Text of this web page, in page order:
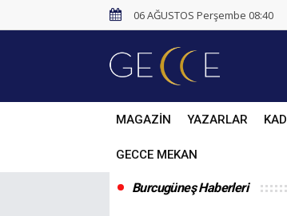
06 AĞUSTOS Perşembe 08:40
MAGAZİN YAZARLAR
GECCE MEKAN
Burcugüneş Haberleri